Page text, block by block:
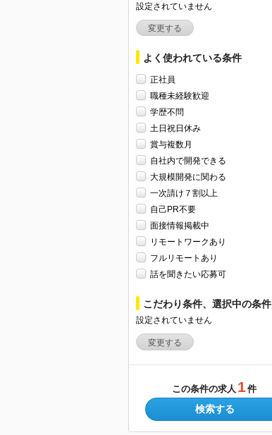
設定されていません
変更する
よく使われている条件
正社員
職種未経験歓迎
学歴不問
土日祝日休み
賞与複数月
自社内で開発できる
大規模開発に関わる
一次請け７割以上
自己PR不要
面接情報掲載中
リモートワークあり
フルリモートあり
話を聞きたい応募可
こだわり条件、選択中の条件
設定されていません
変更する
この条件の求人 1 件
検索する